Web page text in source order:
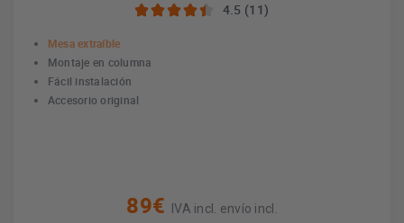
4.5 (11)
Mesa extraíble
Montaje en columna
Fácil instalación
Accesorio original
89€ IVA incl. envío incl.